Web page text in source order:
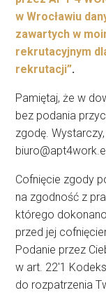
w Wrocławiu
zawartych w
rekrutacyjnym
rekrutacji”.
Pamiętaj, że w
bez podania
zgodę.
Cofnięcie zgody
na zgodność z
którego
przed jej
Podanie przez
w art. 22′1
do rozpatrzenia